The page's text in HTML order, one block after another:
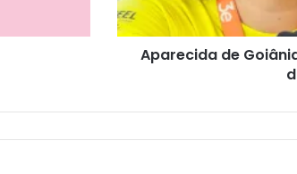
Aparecida de